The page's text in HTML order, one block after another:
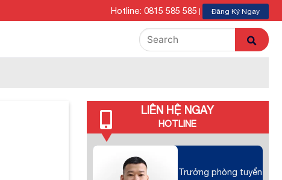
Hotline: 0815 585 585 Đăng Ký Ngay
LIÊN HỆ NGAY
HOTLINE
Trưởng phòng tuyển